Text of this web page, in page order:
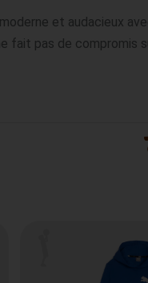
et audacieux
fait pas de compromis